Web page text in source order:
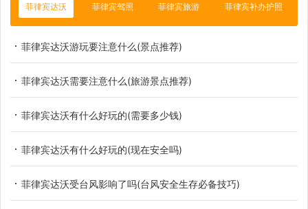
菲律宾达沃 菲律宾驾照 菲律宾旅游 菲律宾补办护照
菲律宾达沃游玩要注意什么(景点推荐)
菲律宾达沃需要注意什么(旅游景点推荐)
菲律宾达沃有什么好玩的(需要多少钱)
菲律宾达沃有什么好玩的(现在安全吗)
菲律宾达沃受台风影响了吗(台风安全生存必备技巧)